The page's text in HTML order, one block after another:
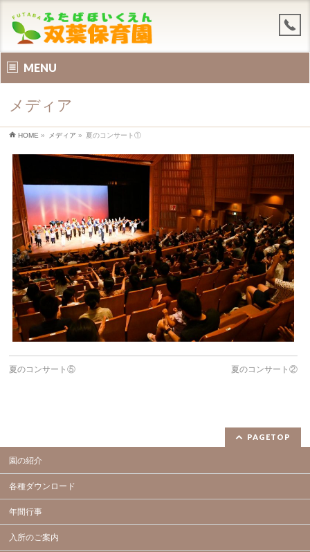
MENU
メディア
HOME » メディア » 夏のコンサート①
夏のコンサート⑤ 夏のコンサート②
PAGETOP
園の紹介
各種ダウンロード
年間行事
入所のご案内